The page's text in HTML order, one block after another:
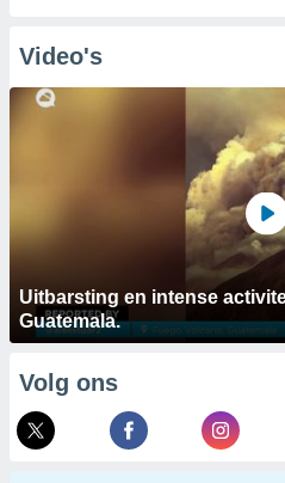
Video's
Uitbarsting en intense
Guatemala.
Volg ons